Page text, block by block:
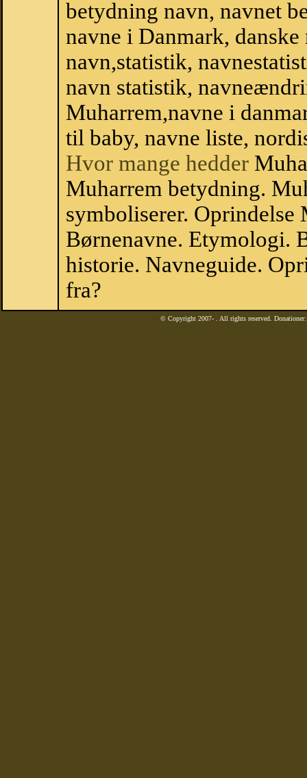
betydning navn, navnet
navne i Danmark,
navn,statistik,
navn statistik,
Muharrem,navne i
til baby, navne liste,
Hvor mange hedder
Muharrem betydning.
symboliserer. Oprindelse
Børnenavne. Etymologi.
historie. Navneguide.
fra?
© Copyright 2007- . All rights reserved.